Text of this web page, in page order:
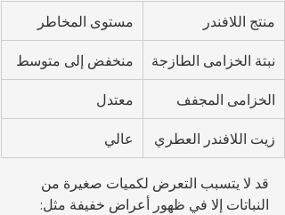
منتج اللافندر مستوى المخاطر
نبتة الخزامى الطازجة منخفض إلى متوسط
الخزامى المجفف معتدل
زيت اللافندر العطري عالي
قد لا يتسبب التعرض لكميات صغيرة من
النباتات إلا في ظهور أعراض خفيفة مثل: